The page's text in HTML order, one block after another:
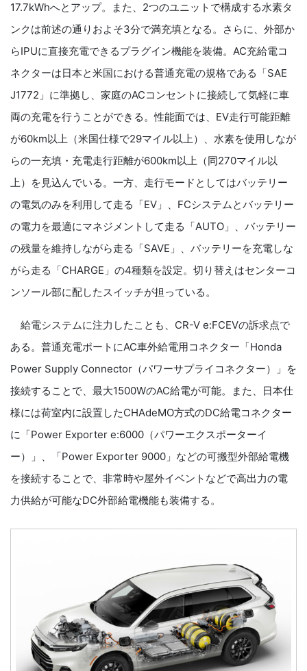
17.7kWhへとアップ。また、2つのユニットで構成する水素タ
ンクは前述の通りおよそ3分で満充填となる。さらに、外部か
らIPUに直接充電できるプラグイン機能を装備。AC充給電コ
ネクターは日本と米国における普通充電の規格である「SAE
J1772」に準拠し、家庭のACコンセントに接続して気軽に車
両の充電を行うことができる。性能面では、EV走行可能距離
が60km以上（米国仕様で29マイル以上）、水素を使用しなが
らの一充填・充電走行距離が600km以上（同270マイル以
上）を見込んでいる。一方、走行モードとしてはバッテリー
の電気のみを利用して走る「EV」、FCシステムとバッテリー
の電力を最適にマネジメントして走る「AUTO」、バッテリー
の残量を維持しながら走る「SAVE」、バッテリーを充電しな
がら走る「CHARGE」の4種類を設定。切り替えはセンターコ
ンソール部に配したスイッチが担っている。
給電システムに注力したことも、CR-V e:FCEVの訴求点で
ある。普通充電ポートにAC車外給電用コネクター「Honda
Power Supply Connector（パワーサプライコネクター）」を
接続することで、最大1500WのAC給電が可能。また、日本仕
様には荷室内に設置したCHAdeMO方式のDC給電コネクター
に「Power Exporter e:6000（パワーエクスポーターイ
ー）」、「Power Exporter 9000」などの可搬型外部給電機
を接続することで、非常時や屋外イベントなどで高出力の電
力供給が可能なDC外部給電機能も装備する。